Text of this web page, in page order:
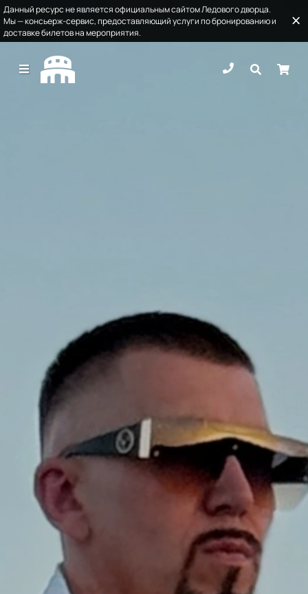
Данный ресурс не является официальным сайтом Ледового дворца.
Мы — консьерж-сервис, предоставляющий услуги по бронированию и
доставке билетов на мероприятия.